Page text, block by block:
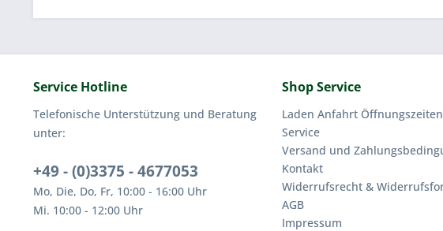
Service Hotline
Telefonische Unterstützung und Beratung
unter:
+49 - (0)3375 - 4677053
Mo, Die, Do, Fr, 10:00 - 16:00 Uhr
Mi. 10:00 - 12:00 Uhr
Shop Service
Laden Anfahrt Öffnungszeiten
Service
Versand und
Kontakt
Widerrufsrecht &
AGB
Impressum